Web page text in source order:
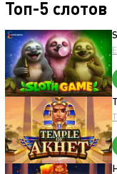
Топ-5 слотов